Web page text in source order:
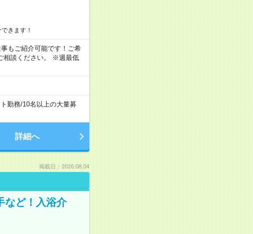
きます！
もご紹介可能です！ご希
相談ください。 ※週最低
勤務/10名以上の大量募
詳細へ
掲載日：2026.08.04
など！入浴介